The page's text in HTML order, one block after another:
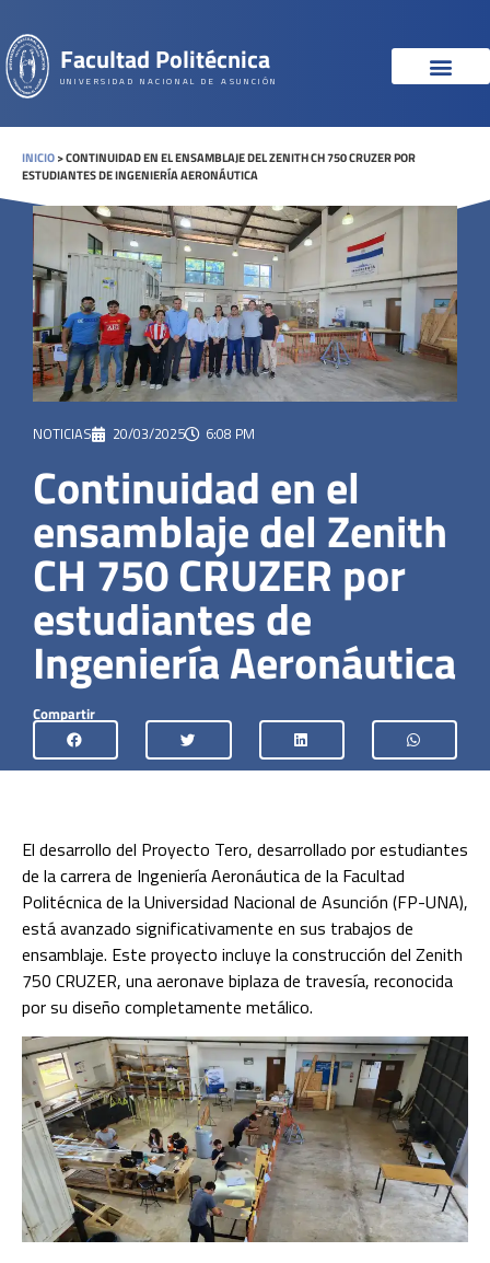
Facultad Politécnica
UNIVERSIDAD NACIONAL DE ASUNCIÓN
INICIO>CONTINUIDAD EN EL ENSAMBLAJE DEL ZENITH CH 750 CRUZER POR
ESTUDIANTES DE INGENIERÍA AERONÁUTICA
NOTICIAS 20/03/2025 6:08 PM
Continuidad en el
ensamblaje del Zenith
CH 750 CRUZER por
estudiantes de
Ingeniería Aeronáutica
Compartir
El desarrollo del Proyecto Tero, desarrollado por estudiantes
de la carrera de Ingeniería Aeronáutica de la Facultad
Politécnica de la Universidad Nacional de Asunción (FP-UNA),
está avanzado significativamente en sus trabajos de
ensamblaje. Este proyecto incluye la construcción del Zenith
750 CRUZER, una aeronave biplaza de travesía, reconocida
por su diseño completamente metálico.